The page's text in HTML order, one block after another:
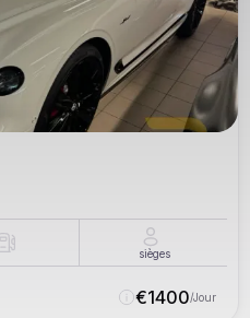
sièges
€1400/Jour